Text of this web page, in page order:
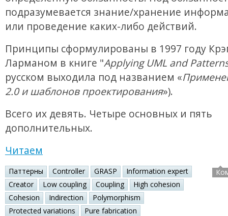
подразумевается знание/хранение
или проведение каких-либо действий.
Принципы сформулированы в 1997 году
Ларманом в книге "Applying UML and
русском выходила под названием «
2.0 и шаблонов проектирования»).
Всего их девять. Четыре основных и пять
дополнительных.
Читаем
Паттерны Controller GRASP
Information expert
Creator
Low coupling Coupling
High cohesion
Cohesion
Indirection
Polymorphism
Protected variations
Pure fabrication